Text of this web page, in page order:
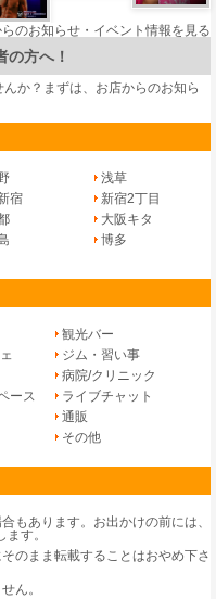
のお知らせ・イベント情報を見る
の方へ！
か？まずは、 お店からのお知ら
浅草
宿
新宿2丁目
大阪キタ
博多
観光バー
ジム・習い事
病院/クリニック
ース
ライブチャット
通販
その他
もあります。お出かけの前には、
す。
のまま転載することはおやめ下さ
ん。